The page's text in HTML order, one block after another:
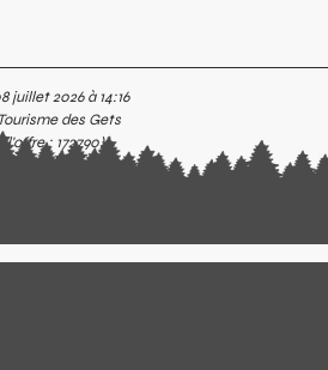
juillet 2026 à 14:16
des Gets
l'offre : 172790)